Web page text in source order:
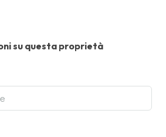
su questa proprietà